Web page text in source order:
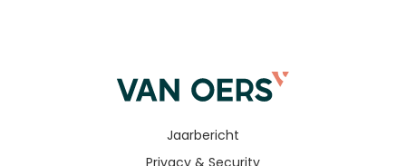
Privacy & Security
Jaarbericht